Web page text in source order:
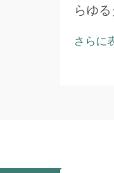
らゆ
梱体
さらに